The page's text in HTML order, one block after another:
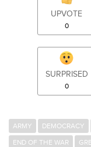
UPVOTE
0
SURPRISED
0
ARMY DEMOCRACY
END OF THE WAR